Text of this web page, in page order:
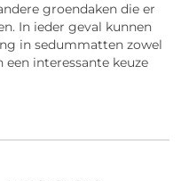
groendaken die er
In ieder geval kunnen
in sedummatten zowel
interessante keuze